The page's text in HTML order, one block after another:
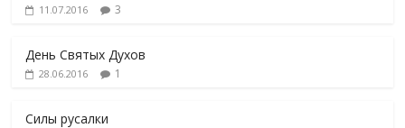
11.07.2016 3
День Святых Духов
28.06.2016 1
Силы русалки